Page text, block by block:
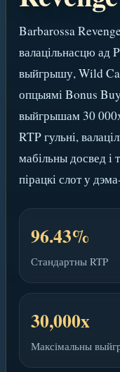
Barbarossa
валацільнасцю ад
выйгрышу, Wild
опцыямі Bonus
выйгрышам 30
RTP гульні,
мабільны досвед і
пірацкі слот у
96.43%
Стандартны RTP
30,000x
Максімальны